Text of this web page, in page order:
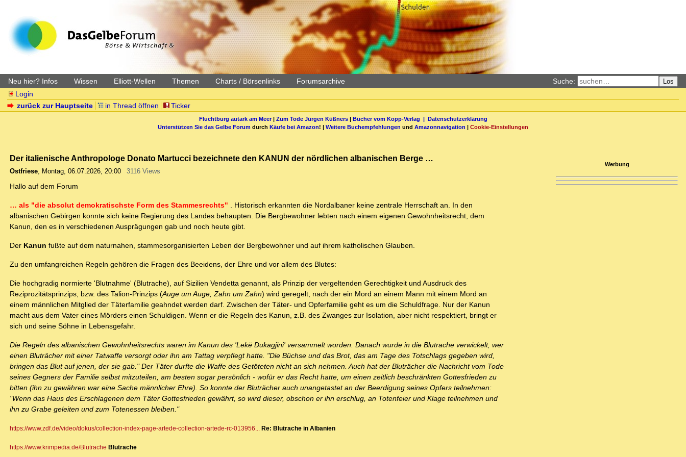
Neu hier? Infos Wissen Elliott-Wellen Themen Charts / Börsenlinks Forumsarchive Suche: Los
Login
zurück zur Hauptseite
in Thread öffnen Ticker
Fluchtburg autark am Meer| Zum Tode Jürgen Küßners| Bücher vom Kopp-Verlag | Datenschutzerklärung
Unterstützen Sie das Gelbe Forum durch Käufe bei Amazon! | Weitere Buchempfehlungen und Amazonnavigation | Cookie-Einstellungen
Der italienische Anthropologe Donato Martucci bezeichnete den KANUN der nördlichen albanischen Berge …
Ostfriese, Montag, 06.07.2026, 20:00 3116 Views
Hallo auf dem Forum
… als "die absolut demokratischste Form des Stammesrechts" . Historisch erkannten die Nordalbaner keine zentrale Herrschaft an. In den
albanischen Gebirgen konnte sich keine Regierung des Landes behaupten. Die Bergbewohner lebten nach einem eigenen Gewohnheitsrecht, dem
Kanun, den es in verschiedenen Ausprägungen gab und noch heute gibt.
Der Kanun fußte auf dem naturnahen, stammesorganisierten Leben der Bergbewohner und auf ihrem katholischen Glauben.
Zu den umfangreichen Regeln gehören die Fragen des Beeidens, der Ehre und vor allem des Blutes:
Die hochgradig normierte 'Blutnahme' (Blutrache), auf Sizilien Vendetta genannt, als Prinzip der vergeltenden Gerechtigkeit und Ausdruck des
Reziprozitätsprinzips, bzw. des Talion-Prinzips (Auge um Auge, Zahn um Zahn) wird geregelt, nach der ein Mord an einem Mann mit einem Mord an
einem männlichen Mitglied der Täterfamilie geahndet werden darf. Zwischen der Täter- und Opferfamilie geht es um die Schuldfrage. Nur der Kanun
macht aus dem Vater eines Mörders einen Schuldigen. Wenn er die Regeln des Kanun, z.B. des Zwanges zur Isolation, aber nicht respektiert, bringt er
sich und seine Söhne in Lebensgefahr.
Die Regeln des albanischen Gewohnheitsrechts waren im Kanun des 'Lekë Dukagjini' versammelt worden. Danach wurde in die Blutrache verwickelt, wer
einen Bluträcher mit einer Tatwaffe versorgt oder ihn am Tattag verpflegt hatte. "Die Büchse und das Brot, das am Tage des Totschlags gegeben wird,
bringen das Blut auf jenen, der sie gab." Der Täter durfte die Waffe des Getöteten nicht an sich nehmen. Auch hat der Bluträcher die Nachricht vom Tode
seines Gegners der Familie selbst mitzuteilen, am besten sogar persönlich - wofür er das Recht hatte, um einen zeitlich beschränkten Gottesfrieden zu
bitten (ihn zu gewähren war eine Sache männlicher Ehre). So konnte der Bluträcher auch unangetastet an der Beerdigung seines Opfers teilnehmen:
"Wenn das Haus des Erschlagenen dem Täter Gottesfrieden gewährt, so wird dieser, obschon er ihn erschlug, an Totenfeier und Klage teilnehmen und
ihn zu Grabe geleiten und zum Totenessen bleiben."
https://www.zdf.de/video/dokus/collection-index-page-artede-collection-artede-rc-013956... Re: Blutrache in Albanien
https://www.krimpedia.de/Blutrache Blutrache
Werbung